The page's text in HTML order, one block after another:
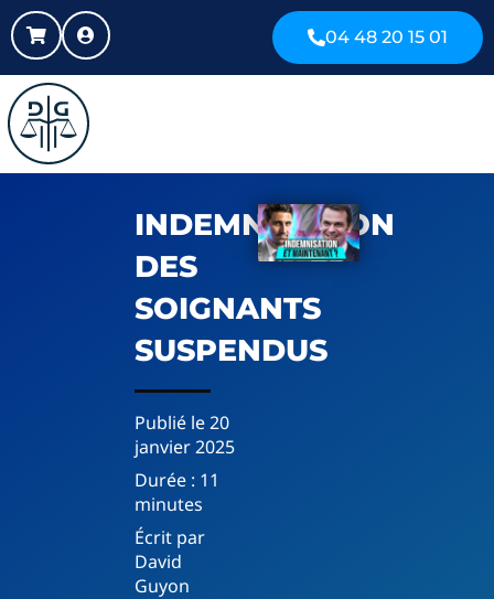
04 48 20 15 01
INDEMNISATION
DES
SOIGNANTS
SUSPENDUS
Publié le20
janvier 2025
Durée : 11
minutes
Écrit par
David
Guyon